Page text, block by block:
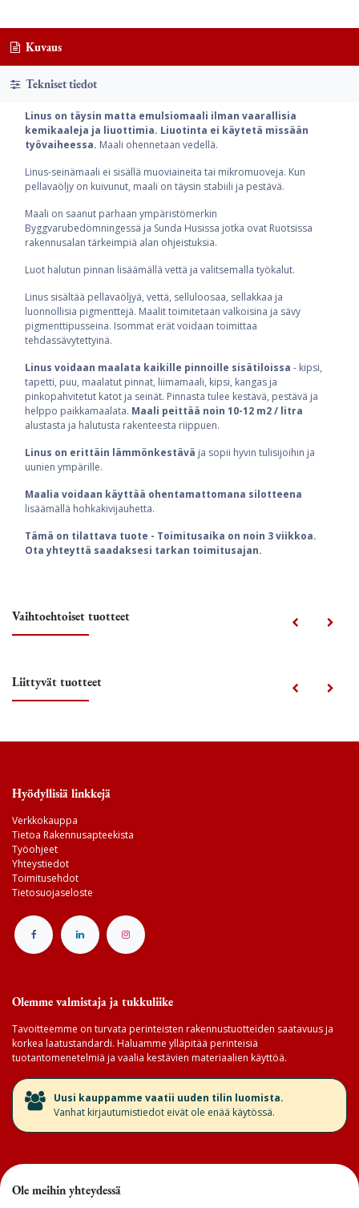
Kuvaus
Tekniset tiedot
Linus on täysin matta emulsiomaali ilman vaarallisia
kemikaaleja ja liuottimia. Liuotinta ei käytetä missään
työvaiheessa. Maali ohennetaan vedellä.
Linus-seinämaali ei sisällä muoviaineita tai mikromuoveja. Kun
pellavaöljy on kuivunut, maali on täysin stabiili ja pestävä.
Maali on saanut parhaan ympäristömerkin
Byggvarubedömningessä ja Sunda Husissa jotka ovat Ruotsissa
rakennusalan tärkeimpiä alan ohjeistuksia.
Luot halutun pinnan lisäämällä vettä ja valitsemalla työkalut.
Linus sisältää pellavaöljyä, vettä, selluloosaa, sellakkaa ja
luonnollisia pigmenttejä. Maalit toimitetaan valkoisina ja sävy
pigmenttipusseina. Isommat erät voidaan toimittaa
tehdassävytettyinä.
Linus voidaan maalata kaikille pinnoille sisätiloissa - kipsi,
tapetti, puu, maalatut pinnat, liimamaali, kipsi, kangas ja
pinkopahvitetut katot ja seinät. Pinnasta tulee kestävä, pestävä ja
helppo paikkamaalata. Maali peittää noin 10-12 m2 / litra
alustasta ja halutusta rakenteesta riippuen.
Linus on erittäin lämmönkestävä ja sopii hyvin tulisijoihin ja
uunien ympärille.
Maalia voidaan käyttää ohentamattomana silotteena
lisäämällä hohkakivijauhetta.
Tämä on tilattava tuote - Toimitusaika on noin 3 viikkoa.
Ota yhteyttä saadaksesi tarkan toimitusajan.
Vaihtoehtoiset tuotteet
Liittyvät tuotteet
Hyödyllisiä linkkejä
Verkkokauppa
Tietoa Rakennusapteekista
Työohjeet
Yhteystiedot
Toimitusehdot
Tietosuojaseloste
Olemme valmistaja ja tukkuliike
Tavoitteemme on turvata perinteisten rakennustuotteiden saatavuus ja
korkea laatustandardi. Haluamme ylläpitää perinteisiä
tuotantomenetelmiä ja vaalia kestävien materiaalien käyttöä.
​Uusi kauppamme vaatii uuden tilin luomista.
Vanhat kirjautumistiedot eivät ole enää käytössä.
Ole meihin yhteydessä